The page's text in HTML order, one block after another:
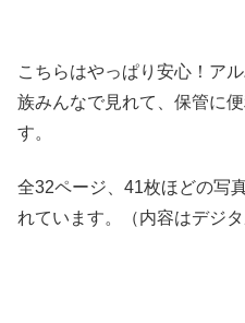
こちらはやっぱり安心！ア
族みんなで見れて、保管に
す。
全32ページ、41枚ほどの写
れています。（内容はデジタ